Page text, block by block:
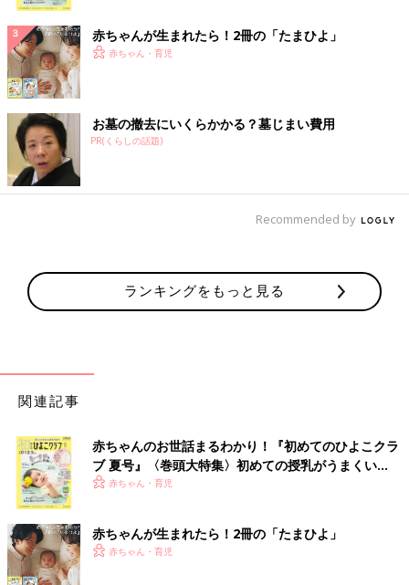
しょう。多感な時期に経験したことは、たとえ失敗したとしても
よい経験になるはずです。
土星人（＋）
■土星人＋のお子さんの2025年の運気は？
2025年のお子さんの運気は、一時的に落ち込みそうです。昨年
の運気は絶好調でしたので、その落差に親子で戸惑うかもしれま
せん。多感な年ごろのお子さんは、人間関係が複雑になり悩むこ
とも多そうです。
さんに、前向きな姿勢を忘れないよう伝えることだといえます。
うまくいかないことが増えると、頑張り屋さんなお子さんであっ
ても、さすがに落ちこんでしまうはず。一緒に暗い気持ちになっ
なるべく前向きな言葉を使って話すよう意識してみて。お子さん
の悩みを聞く際は、まず話を聞き気持ちを受け止めてから、励ま
2025年金星人のお子さんの性質・運気・接し方＆育
児ポイント
赤ちゃんが生まれたら！2冊の「たまひよ」
赤ちゃん・育児
お墓の撤去にいくらかかる？墓じまい費用
PR(くらしの話題)
Recommended by
ランキングをもっと見る
関連記事
赤ちゃんのお世話まるわかり！『初めてのひよこクラ
ブ 夏号』〈巻頭大特集〉初めての授乳がうまくい
く！ おっぱい・ミルクの基本と夏のトラブル 解決テ
赤ちゃん・育児
赤ちゃんが生まれたら！2冊の「たまひよ」
赤ちゃん・育児